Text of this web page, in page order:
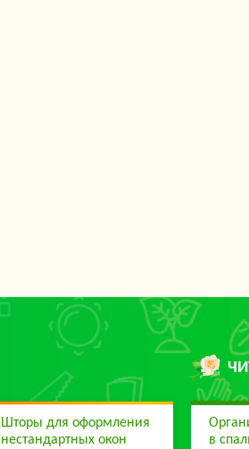
Шторы для оформления
нестандартных окон
в